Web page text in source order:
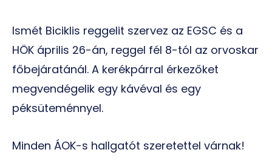
Ismét Biciklis reggelit szervez az EGSC és a
HÖK április 26-án, reggel fél 8-tól az orvoskar
főbejáratánál. A kerékpárral érkezőket
megvendégelik egy kávéval és egy
péksüteménnyel.
Minden ÁOK-s hallgatót szeretettel várnak!